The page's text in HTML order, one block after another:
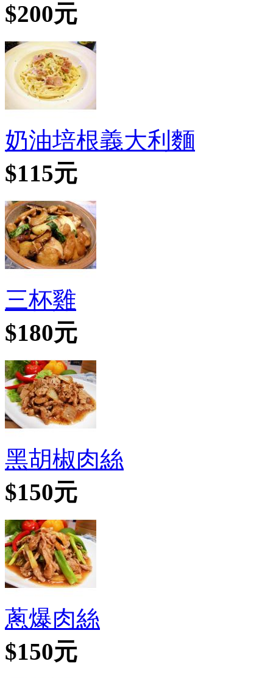
$200元
奶油培根義大利麵
$115元
三杯雞
$180元
黑胡椒肉絲
$150元
蔥爆肉絲
$150元